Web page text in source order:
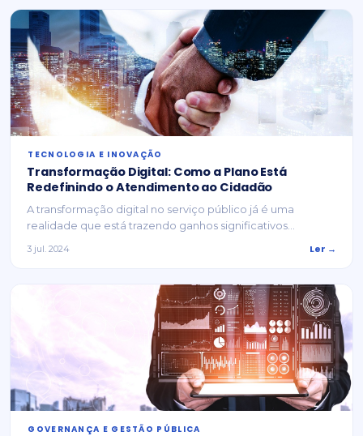
⁠TECNOLOGIA E INOVAÇÃO
Transformação Digital: Como a Plano Está
Redefinindo o Atendimento ao Cidadão
A transformação digital no serviço público já é uma
realidade que está trazendo ganhos significativos...
3 jul. 2024 Ler →
⁠GOVERNANÇA E GESTÃO PÚBLICA